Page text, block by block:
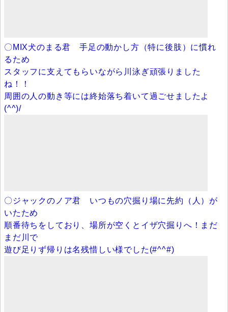
〇MIX犬のまる君 手足の動かし方（特に後肢）に慣れ
るため
スタッフに支えてもらいながら川泳ぎ頑張りました
ね！！
周囲の人の動き等には終始落ち着いて過ごせましたよ
(^^)/
〇ジャックのノア君 いつもの穴掘り場に先約（人）が
いたため
順番待ちをしており、場所が空くとイザ穴掘りへ！まだ
まだ川で
遊び足りず帰りは名残惜しい様でした(#^^#)